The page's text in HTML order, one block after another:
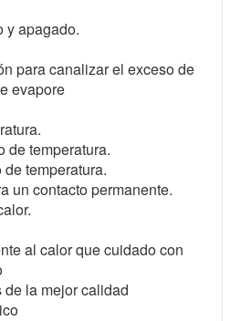
y apagado.
para canalizar el exceso de
evapore
de temperatura.
temperatura.
un contacto permanente.
al calor que cuidado con
la mejor calidad